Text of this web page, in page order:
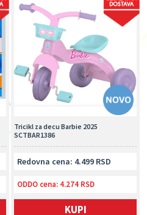
Tricikl za decu Barbie 2025
SCTBAR1386
Redovna cena: 4.499 RSD
ODDO cena: 4.274 RSD
KUPI